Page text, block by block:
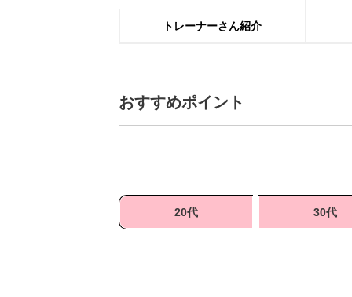
トレーナーさん紹介
おすすめポイント
20代 30代